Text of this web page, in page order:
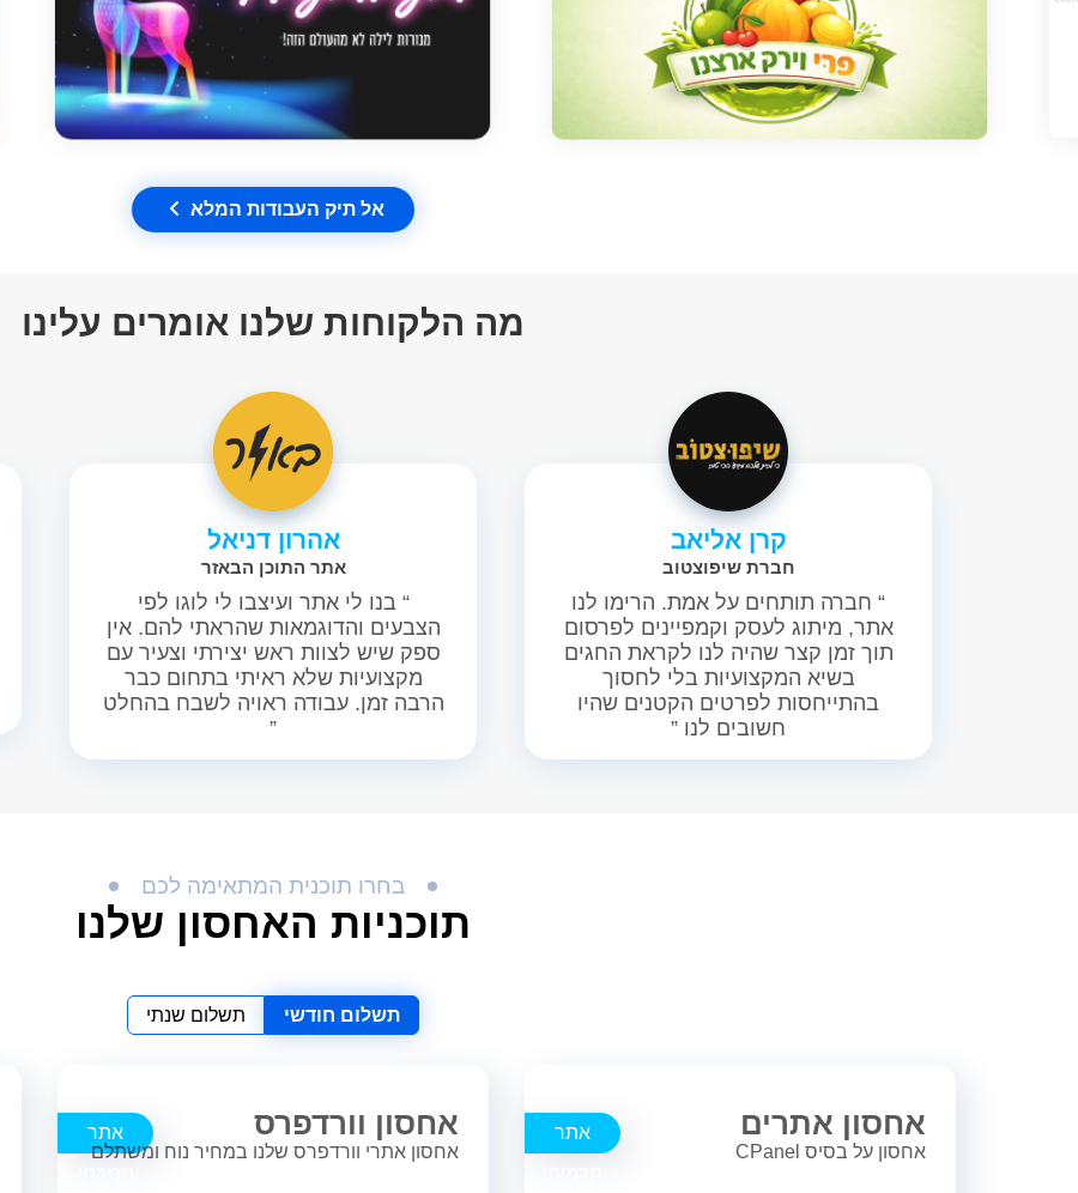
אל תיק העבודות המלא
מה הלקוחות שלנו אומרים עלינו
אהרון דניאל
אתר התוכן הבאזר
“ בנו לי אתר ועיצבו לי לוגו לפי
הצבעים והדוגמאות שהראתי להם. אין
ספק שיש לצוות ראש יצירתי וצעיר עם
מקצועיות שלא ראיתי בתחום כבר
הרבה זמן. עבודה ראויה לשבח בהחלט
”
קרן אליאב
חברת שיפוצטוב
“ חברה תותחים על אמת. הרימו לנו
אתר, מיתוג לעסק וקמפיינים לפרסום
תוך זמן קצר שהיה לנו לקראת החגים
בשיא המקצועיות בלי לחסוך
בהתייחסות לפרטים הקטנים שהיו
חשובים לנו ”
בחרו תוכנית המתאימה לכם
תוכניות האחסון שלנו
תשלום חודשי תשלום שנתי
אתר
אחסון וורדפרס
אחסון אתרי וורדפרס שלנו במחיר נוח ומשתלם
אתר
אחסון אתרים
אחסון על בסיס CPanel